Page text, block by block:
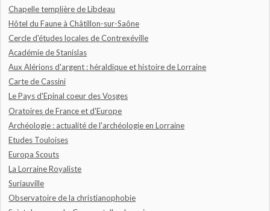
Chapelle templière de Libdeau
Hôtel du Faune à Châtillon-sur-Saône
Cercle d'études locales de Contrexéville
Académie de Stanislas
Aux Alérions d'argent : héraldique et histoire de Lorraine
Carte de Cassini
Le Pays d'Epinal coeur des Vosges
Oratoires de France et d'Europe
Archéologie : actualité de l'archéologie en Lorraine
Etudes Touloises
Europa Scouts
La Lorraine Royaliste
Suriauville
Observatoire de la christianophobie